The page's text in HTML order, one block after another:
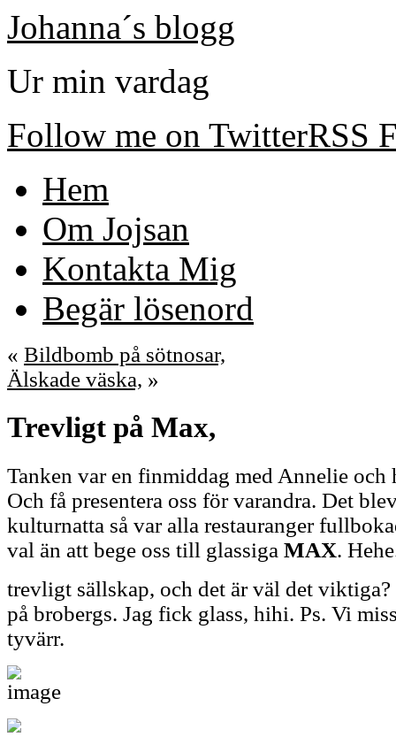
Johanna´s blogg
Ur min vardag
Follow me on TwitterRSS
Hem
Om Jojsan
Kontakta Mig
Begär lösenord
« Bildbomb på sötnosar,
Älskade väska, »
Trevligt på Max,
Tanken var en finmiddag med Annelie och
Och få presentera oss för varandra. Det
kulturnatta så var alla restauranger
val än att bege oss till glassiga MAX.
trevligt sällskap, och det är väl det viktiga?
på brobergs. Jag fick glass, hihi. Ps. Vi
tyvärr.